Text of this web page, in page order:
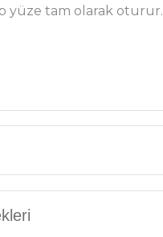
yüze tam olarak oturur.
ürüne ilk yorumu siz yapın!